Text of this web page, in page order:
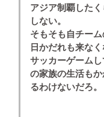
アジア制覇した
しない。
そもそも自チー
日かだれも来なく
サッカーゲーム
の家族の生活も
るわけないだろ。